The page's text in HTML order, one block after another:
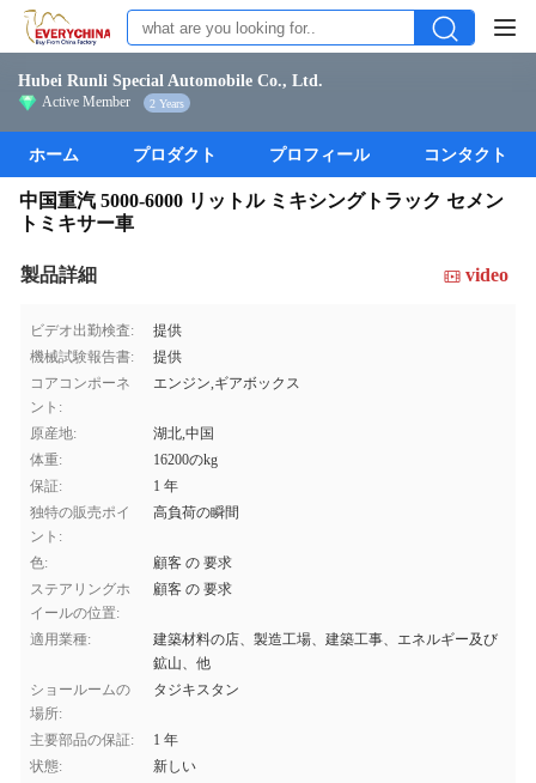
Hubei Runli Special Automobile Co., Ltd.
Active Member 2 Years
ホーム プロダクト プロフィール コンタクト
中国重汽 5000-6000 リットル ミキシングトラック セメン
トミキサー車
製品詳細 video
ビデオ出勤検査:
提供
機械試験報告書:
提供
コアコンポーネ
ント:
エンジン,ギアボックス
原産地:
湖北,中国
体重:
16200のkg
保証:
1 年
独特の販売ポイ
ント:
高負荷の瞬間
色:
顧客 の 要求
ステアリングホ
イールの位置:
顧客 の 要求
適用業種:
建築材料の店、製造工場、建築工事、エネルギー及び
鉱山、他
ショールームの
場所:
タジキスタン
主要部品の保証:
1 年
状態:
新しい